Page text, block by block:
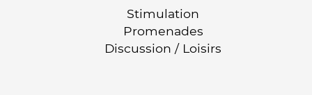
Stimulation
Promenades
Discussion / Loisirs